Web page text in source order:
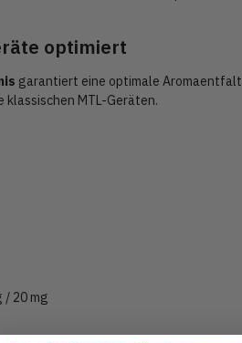
optimiert
garantiert eine optimale
MTL-Geräten.
/ 20 mg